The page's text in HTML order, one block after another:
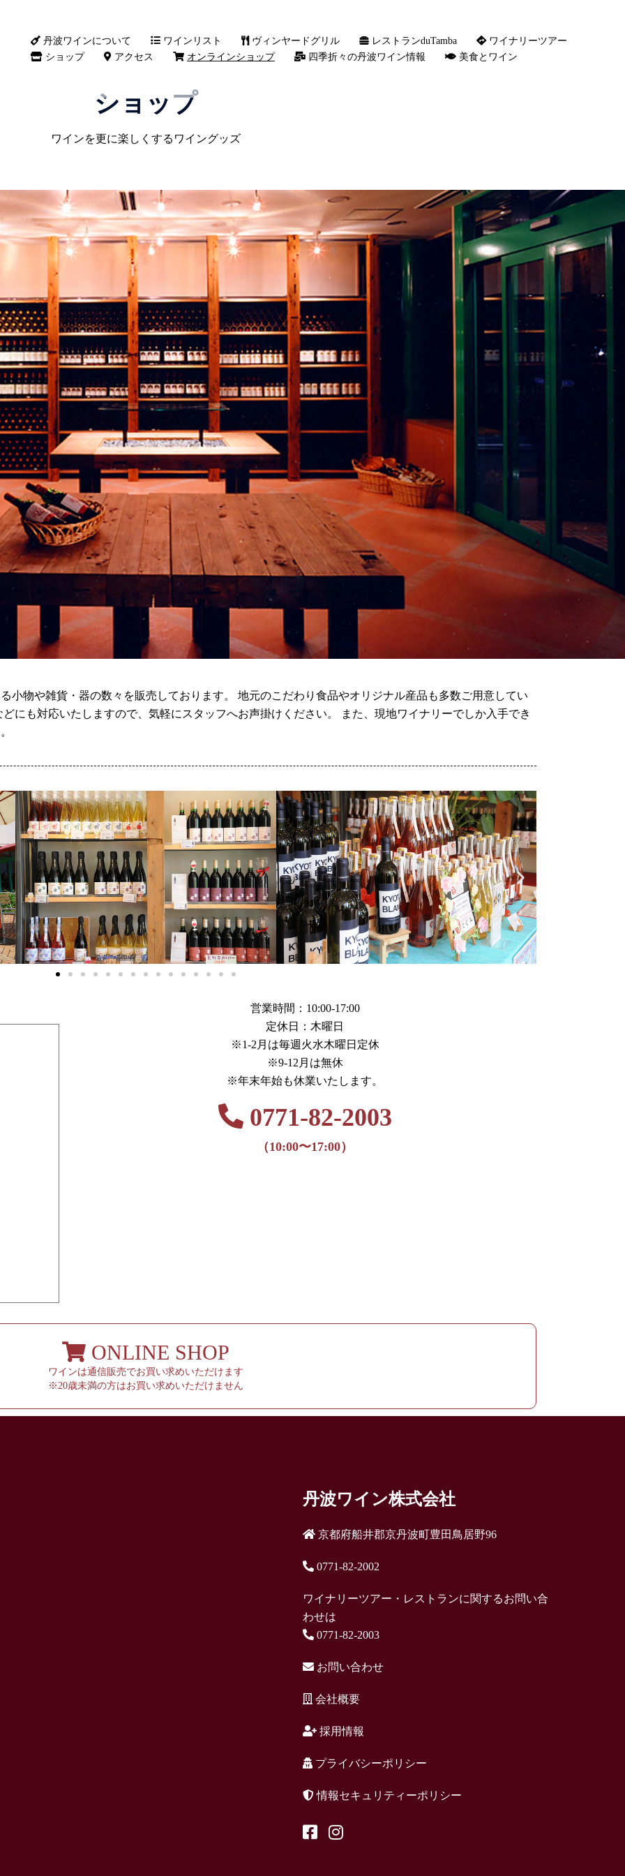
丹波ワインについて ワインリスト ヴィンヤードグリル レストランduTamba
ワイナリーツアー
ショップ
アクセス オンラインショップ 四季折々の丹波ワイン情報 美食とワイン
ショップ
ワインを更に楽しくするワイングッズ
小物や雑貨・器の数々を販売しております。 地元のこだわり食品やオリジナル産品も多数ご用意してい
にも対応いたしますので、気軽にスタッフへお声掛けください。 また、現地ワイナリーでしか入手でき
営業時間：10:00-17:00
定休日：木曜日
※1-2月は毎週火水木曜日定休
※9-12月は無休
※年末年始も休業いたします。
0771-82-2003
（10:00〜17:00）
ONLINE SHOP
ワインは通信販売でお買い求めいただけます
※20歳未満の方はお買い求めいただけません
丹波ワイン株式会社
京都府船井郡京丹波町豊田鳥居野96
0771-82-2002
ワイナリーツアー・レストランに関するお問い合
わせは
0771-82-2003
お問い合わせ
会社概要
採用情報
プライバシーポリシー
情報セキュリティーポリシー